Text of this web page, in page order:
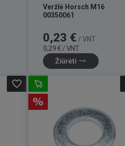
Veržlė Horsch M16
00350061
Kaina
0,23 € / VNT
0,29 € / VNT
Žiūrėti trending_flat
favorite_border